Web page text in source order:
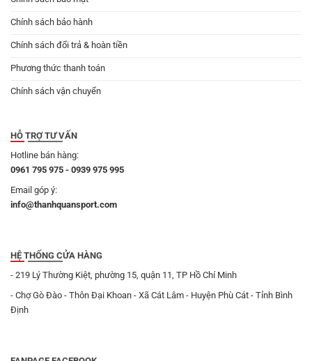
Chính sách bảo hành
Chính sách đổi trả & hoàn tiền
Phương thức thanh toán
Chính sách vận chuyển
HỖ TRỢ TƯ VẤN
Hotline bán hàng:
0961 795 975 - 0939 975 995
Email góp ý:
info@thanhquansport.com
HỆ THỐNG CỬA HÀNG
- 219 Lý Thường Kiệt, phường 15, quận 11, TP Hồ Chí Minh
- Chợ Gò Đào - Thôn Đại Khoan - Xã Cát Lâm - Huyện Phù Cát - Tỉnh Bình
Định